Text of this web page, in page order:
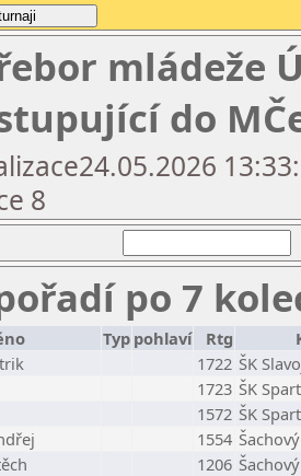
mládeže
do
8
po 7
Typ pohlaví Rtg
1722 ŠK
1723 ŠK
1572 ŠK
1554
1206